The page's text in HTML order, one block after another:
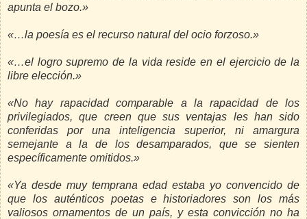
apunta el bozo.»
«…la poesía es el recurso natural del ocio forzoso.»
«…el logro supremo de la vida reside en el ejercicio de la
libre elección.»
«No hay rapacidad comparable a la rapacidad de los
privilegiados, que creen que sus ventajas les han sido
conferidas por una inteligencia superior, ni amargura
semejante a la de los desamparados, que se sienten
específicamente omitidos.»
«Ya desde muy temprana edad estaba yo convencido de
que los auténticos poetas e historiadores son los más
valiosos ornamentos de un país, y esta convicción no ha